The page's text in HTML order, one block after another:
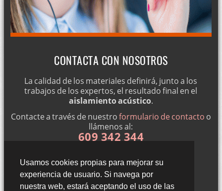
Usamos cookies propias para mejorar su
experiencia de usuario. Si navega por
nuestra web, estará aceptando el uso de las
CONTACTA CON NOSOTROS
La calidad de los materiales definirá, junto a los
trabajos de los expertos, el resultado final en el
aislamiento acústico.
Contacte a través de nuestroformulario de contacto o
llámenos al:
609 342 344